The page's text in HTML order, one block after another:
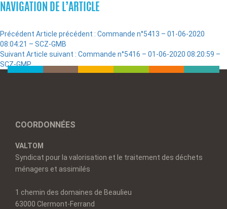
NAVIGATION DE L’ARTICLE
Précédent Article précédent : Commande n°5413 – 01-06-2020
08:04:21 – SCZ-GMB
Suivant Article suivant : Commande n°5416 – 01-06-2020 08:20:59 –
SCZ-GMP
COORDONNÉES
VALTOM
Syndicat pour la valorisation et le traitement des déchets
ménagers et assimilés
1 chemin des domaines de Beaulieu
63000 Clermont-Ferrand